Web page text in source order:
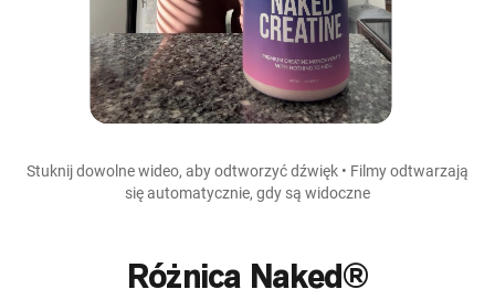
Stuknij dowolne wideo, aby odtworzyć dźwięk • Filmy odtwarzają
się automatycznie, gdy są widoczne
Różnica Naked®